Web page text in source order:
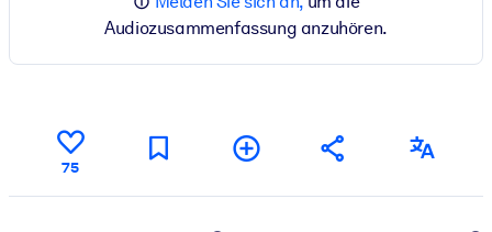
Audiozusammenfassung anzuhören.
75